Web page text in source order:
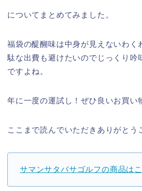
についてまとめてみました。
福袋の醍醐味は中身が見えないわく
駄な出費も避けたいのでじっくり吟
ですよね。
年に一度の運試し！ぜひ良いお買い
ここまで読んでいただきありがとう
サマンサタバサゴルフの商品は